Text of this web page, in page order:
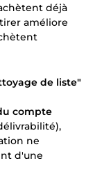
déjà
améliore
de liste"
compte
ne
d'une